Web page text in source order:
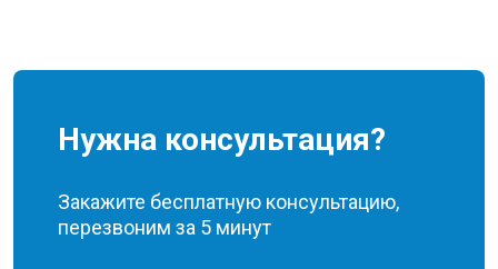
Нужна консультация?
Закажите бесплатную консультацию,
перезвоним за 5 минут